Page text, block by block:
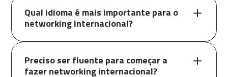
Qual idioma é mais importante para o
networking internacional?
Preciso ser fluente para começar a
fazer networking internacional?